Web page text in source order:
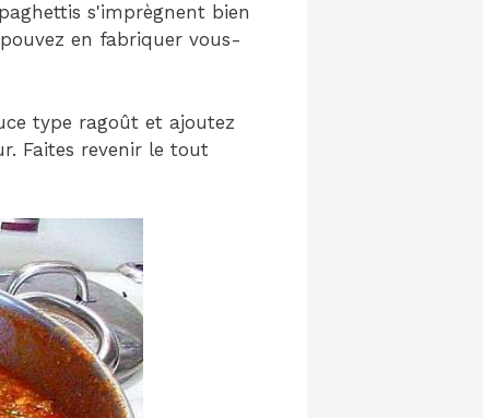
s'imprègnent bien
en fabriquer vous-
type ragoût et ajoutez
Faites revenir le tout